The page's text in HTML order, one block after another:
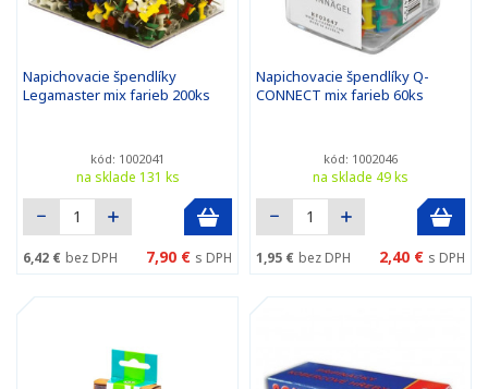
Napichovacie špendlíky
Legamaster mix farieb 200ks
kód: 1002041
na sklade 131 ks
6,42 € bez DPH 7,90 € s DPH
Napichovacie špendlíky Q-
CONNECT mix farieb 60ks
kód: 1002046
na sklade 49 ks
1,95 € bez DPH 2,40 € s DPH